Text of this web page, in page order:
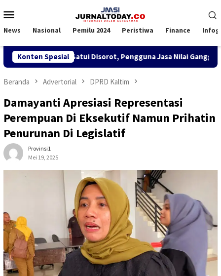
ke
Mobile
News Nasional Pemilu 2024 Peristiwa Finance
Konten Spesial
TKBM di KSOP Satui Disorot, Pengguna Jasa Nilai Ganggu
Beranda Advertorial DPRD Kaltim
Damayanti Apresiasi Representasi
Perempuan Di Eksekutif Namun Prihatin
Penurunan Di Legislatif
Provinsi1
Mei 19, 2025